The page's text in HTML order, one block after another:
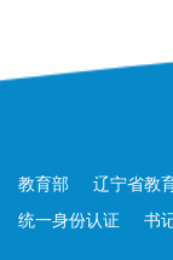
教育部 辽宁省教
统一身份认证
书